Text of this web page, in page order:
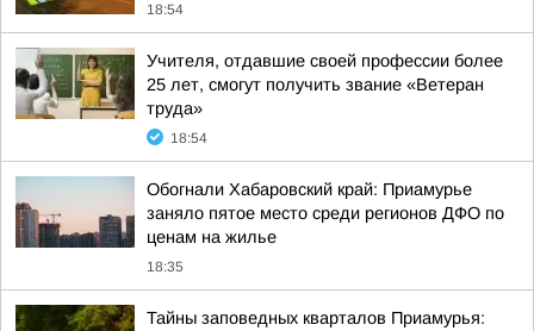
18:54
Учителя, отдавшие своей профессии более
25 лет, смогут получить звание «Ветеран
труда»
18:54
Обогнали Хабаровский край: Приамурье
заняло пятое место среди регионов ДФО по
ценам на жилье
18:35
Тайны заповедных кварталов Приамурья: